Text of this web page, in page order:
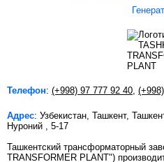
Телефон: (+998) 97 777 92 40
Адрес: Узбекистан, Ташкент,
Нуроний , 5-17
Ташкентский трансформаторный
TRANSFORMER PLANT")